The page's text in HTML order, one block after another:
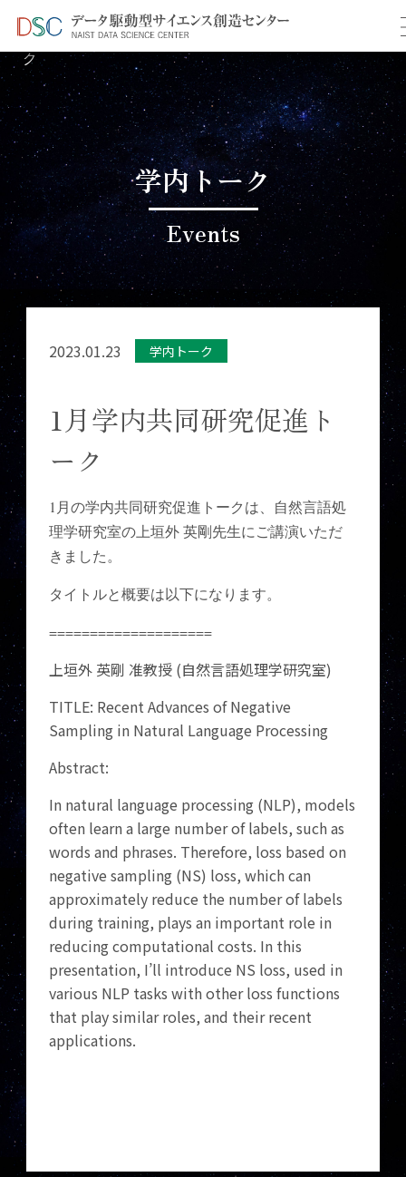
TOP ＞ イベント情報
＞ 1月学内共同研究促進トー
ク
学内トーク
Events
2023.01.23 学内トーク
1月学内共同研究促進ト
ーク
1月の学内共同研究促進トークは、自然言語処
理学研究室の上垣外 英剛先生にご講演いただ
きました。
タイトルと概要は以下になります。
====================
上垣外 英剛 准教授 (自然言語処理学研究室)
TITLE: Recent Advances of Negative
Sampling in Natural Language Processing
Abstract:
In natural language processing (NLP), models
often learn a large number of labels, such as
words and phrases. Therefore, loss based on
negative sampling (NS) loss, which can
approximately reduce the number of labels
during training, plays an important role in
reducing computational costs. In this
presentation, I’ll introduce NS loss, used in
various NLP tasks with other loss functions
that play similar roles, and their recent
applications.